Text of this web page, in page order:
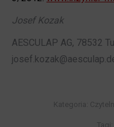
Josef Kozak
AESCULAP AG, 78532
Kategoria:
Tagi: